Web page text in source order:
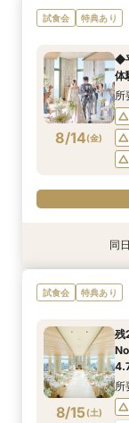
8/13(木)
【
て
8/13(木)
試食会 特典あり
8/14(金)
◆
体
所
8/14(金
【
て
8/14(金
同
試食会 特典あり
8/15(土)
残
件
待
所